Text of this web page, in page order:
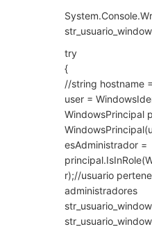
try
{
//string hostname
user =
WindowsPrincipal
esAdministrador =
r);//usuario
administradores